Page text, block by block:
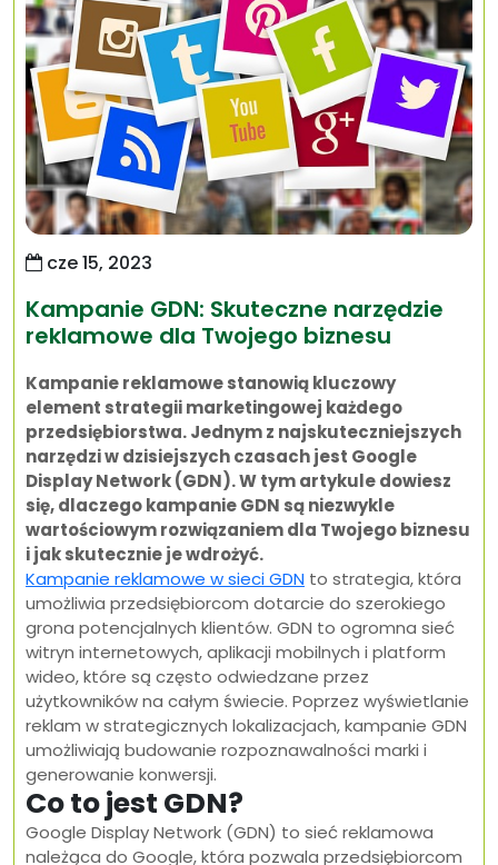
cze 15, 2023
Kampanie GDN: Skuteczne narzędzie
reklamowe dla Twojego biznesu
Kampanie reklamowe stanowią kluczowy
element strategii marketingowej każdego
przedsiębiorstwa. Jednym z najskuteczniejszych
narzędzi w dzisiejszych czasach jest Google
Display Network (GDN). W tym artykule dowiesz
się, dlaczego kampanie GDN są niezwykle
wartościowym rozwiązaniem dla Twojego biznesu
i jak skutecznie je wdrożyć.
Kampanie reklamowe w sieci GDN to strategia, która
umożliwia przedsiębiorcom dotarcie do szerokiego
grona potencjalnych klientów. GDN to ogromna sieć
witryn internetowych, aplikacji mobilnych i platform
wideo, które są często odwiedzane przez
użytkowników na całym świecie. Poprzez wyświetlanie
reklam w strategicznych lokalizacjach, kampanie GDN
umożliwiają budowanie rozpoznawalności marki i
generowanie konwersji.
Co to jest GDN?
Google Display Network (GDN) to sieć reklamowa
należąca do Google, która pozwala przedsiębiorcom